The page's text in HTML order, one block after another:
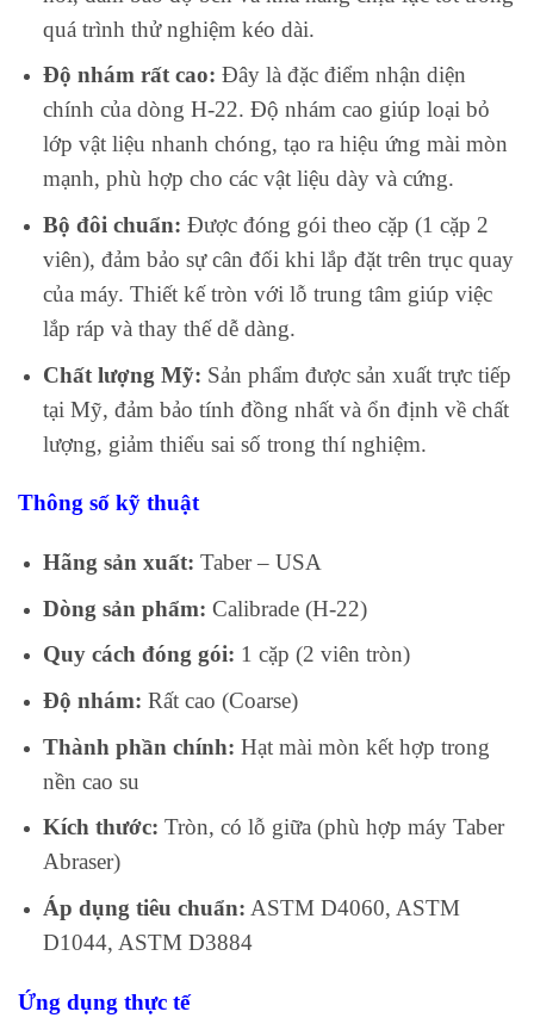
quá trình thử nghiệm kéo dài.
Độ nhám rất cao: Đây là đặc điểm nhận diện
chính của dòng H-22. Độ nhám cao giúp loại bỏ
lớp vật liệu nhanh chóng, tạo ra hiệu ứng mài mòn
mạnh, phù hợp cho các vật liệu dày và cứng.
Bộ đôi chuẩn: Được đóng gói theo cặp (1 cặp 2
viên), đảm bảo sự cân đối khi lắp đặt trên trục quay
của máy. Thiết kế tròn với lỗ trung tâm giúp việc
lắp ráp và thay thế dễ dàng.
Chất lượng Mỹ: Sản phẩm được sản xuất trực tiếp
tại Mỹ, đảm bảo tính đồng nhất và ổn định về chất
lượng, giảm thiểu sai số trong thí nghiệm.
Thông số kỹ thuật
Hãng sản xuất: Taber – USA
Dòng sản phẩm: Calibrade (H-22)
Quy cách đóng gói: 1 cặp (2 viên tròn)
Độ nhám: Rất cao (Coarse)
Thành phần chính: Hạt mài mòn kết hợp trong
nền cao su
Kích thước: Tròn, có lỗ giữa (phù hợp máy Taber
Abraser)
Áp dụng tiêu chuẩn: ASTM D4060, ASTM
D1044, ASTM D3884
Ứng dụng thực tế